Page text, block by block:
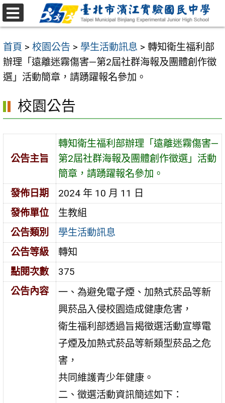
跳
至
要
內
容
首頁 > 校園公告 > 學生活動訊息 > 轉知衛生福利部
辦理「遠離迷霧傷害—第2屆社群海報及團體創作徵
選」活動簡章，請踴躍報名參加。
校園公告
公告主旨
轉知衛生福利部辦理「遠離迷霧傷害—
第2屆社群海報及團體創作徵選」活動
簡章，請踴躍報名參加。
發佈日期
2024 年 10 月 11 日
發佈單位
生教組
公告類別
學生活動訊息
公告等級
轉知
點閱次數
375
公告內容
一、為避免電子煙、加熱式菸品等新
興菸品入侵校園造成健康危害，
衛生福利部透過旨揭徵選活動宣導電
子煙及加熱式菸品等新類型菸品之危
害，
共同維護青少年健康。
二、徵選活動資訊簡述如下：
選
單